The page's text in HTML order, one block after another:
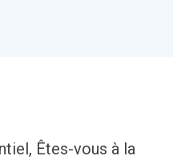
Êtes-vous à la